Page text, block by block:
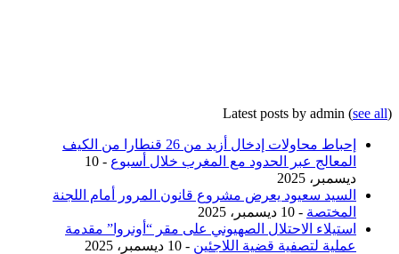
Latest posts by admin (see all)
إحباط محاولات إدخال أزيد من 26 قنطارا من الكيف
المعالج عبر الحدود مع المغرب خلال أسبوع
- 10
ديسمبر، 2025
السيد سعيود يعرض مشروع قانون المرور أمام اللجنة
المختصة - 10 ديسمبر، 2025
استيلاء الاحتلال الصهيوني على مقر “أونروا” مقدمة
عملية لتصفية قضية اللاجئين - 10 ديسمبر، 2025